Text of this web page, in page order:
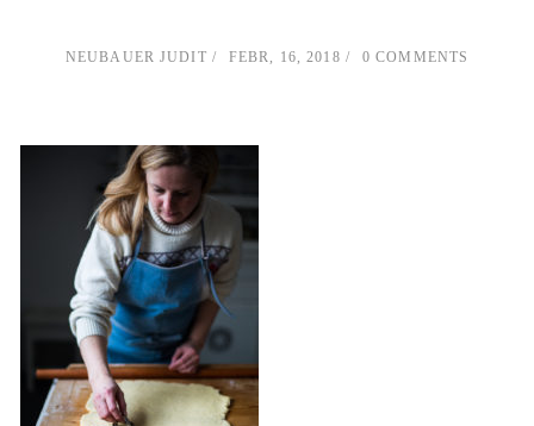
NEUBAUER JUDIT FEBR, 16, 2018 0 COMMENTS